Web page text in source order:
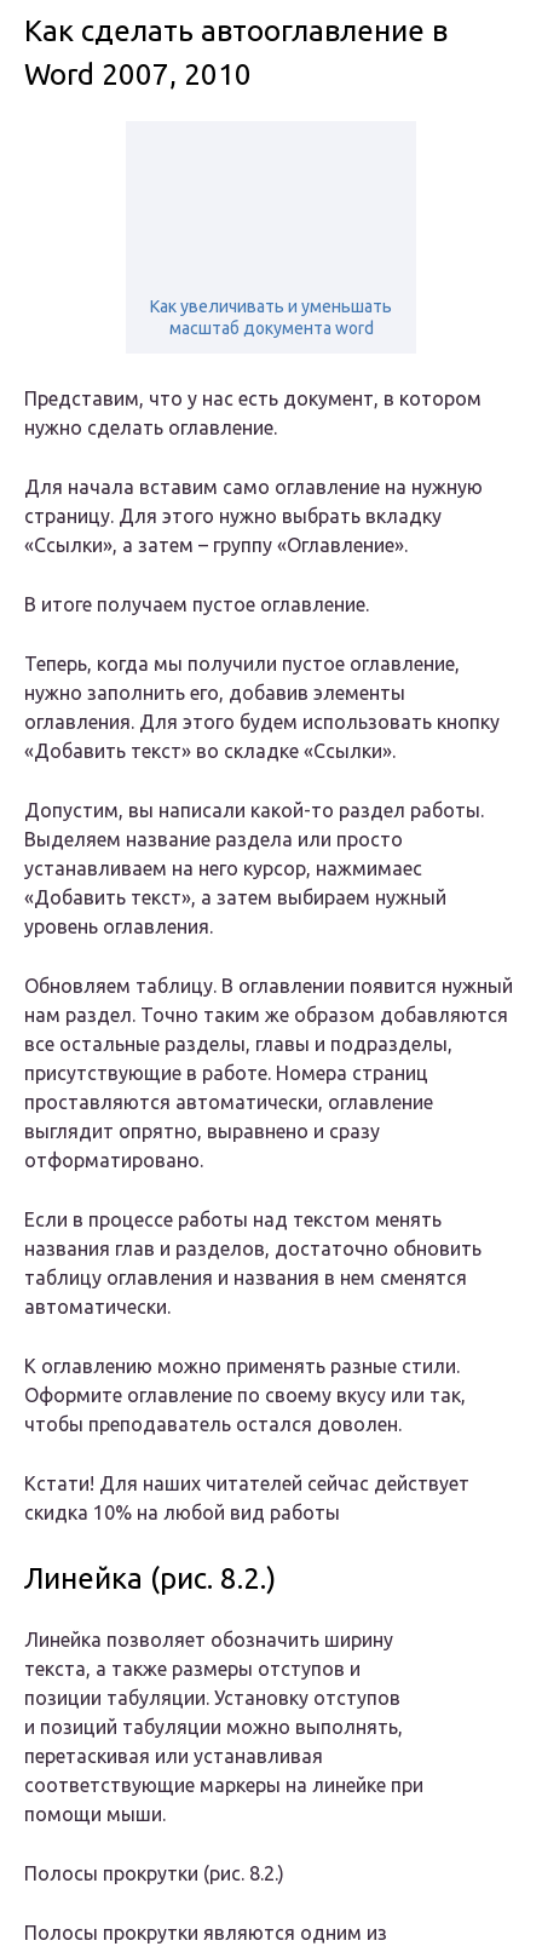
Как сделать автооглавление в
Word 2007, 2010
Как увеличивать и уменьшать
масштаб документа word
Представим, что у нас есть документ, в котором
нужно сделать оглавление.
Для начала вставим само оглавление на нужную
страницу. Для этого нужно выбрать вкладку
«Ссылки», а затем – группу «Оглавление».
В итоге получаем пустое оглавление.
Теперь, когда мы получили пустое оглавление,
нужно заполнить его, добавив элементы
оглавления. Для этого будем использовать кнопку
«Добавить текст» во складке «Ссылки».
Допустим, вы написали какой-то раздел работы.
Выделяем название раздела или просто
устанавливаем на него курсор, нажмимаес
«Добавить текст», а затем выбираем нужный
уровень оглавления.
Обновляем таблицу. В оглавлении появится нужный
нам раздел. Точно таким же образом добавляются
все остальные разделы, главы и подразделы,
присутствующие в работе. Номера страниц
проставляются автоматически, оглавление
выглядит опрятно, выравнено и сразу
отформатировано.
Если в процессе работы над текстом менять
названия глав и разделов, достаточно обновить
таблицу оглавления и названия в нем сменятся
автоматически.
К оглавлению можно применять разные стили.
Оформите оглавление по своему вкусу или так,
чтобы преподаватель остался доволен.
Кстати! Для наших читателей сейчас действует
скидка 10% на любой вид работы
Линейка (рис. 8.2.)
Линейка позволяет обозначить ширину
текста, а также размеры отступов и
позиции табуляции. Установку отступов
и позиций табуляции можно выполнять,
перетаскивая или устанавливая
соответствующие маркеры на линейке при
помощи мыши.
Полосы прокрутки (рис. 8.2.)
Полосы прокрутки являются одним из